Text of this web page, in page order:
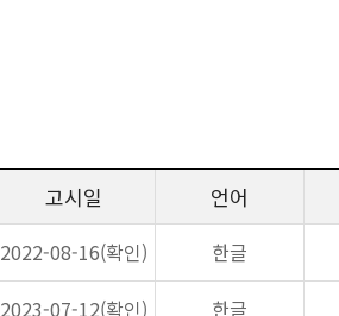
고시일 언어
2022-08-16(확인) 한글
2023-07-12(확인) 한글